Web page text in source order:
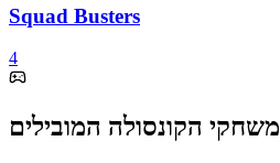
Squad Busters
4
משחקי הקונסולה המובילים